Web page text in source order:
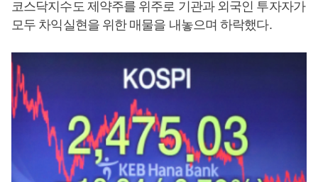
코스닥지수도 제약주를 위주로 기관과 외국인 투자자가
모두 차익실현을 위한 매물을 내놓으며 하락했다.